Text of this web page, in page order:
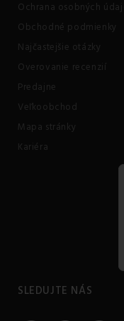
Ochrana osobných
Obchodné podmienky
Najčastejšie otázky
Overovanie recenzií
Predajne
Veľkoobchod
Mapa stránky
Kariéra
SLEDUJTE NÁS